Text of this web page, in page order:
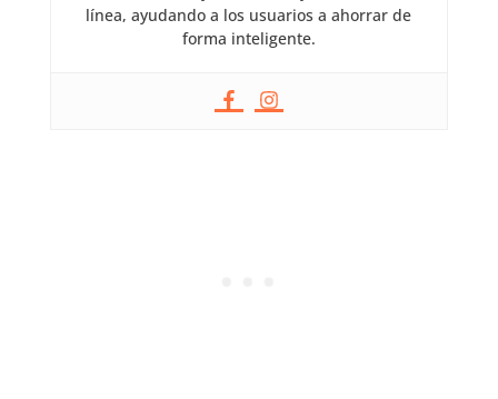
línea, ayudando a los usuarios a ahorrar de
forma inteligente.